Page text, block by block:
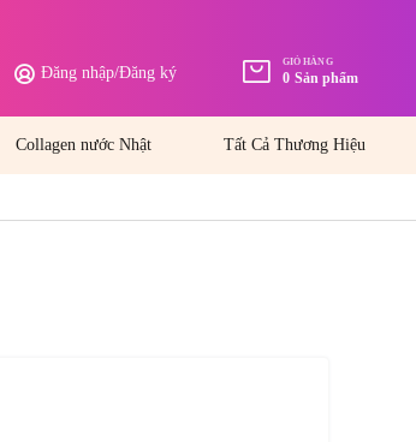
Đăng nhập/Đăng ký
GIỎ HÀNG
0 Sản phẩm
Collagen nước Nhật Tất Cả Thương Hiệu